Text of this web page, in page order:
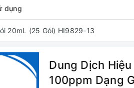
dụng
20mL (25 Gói) HI9829-13
Dung Dịch
100ppm Dạng